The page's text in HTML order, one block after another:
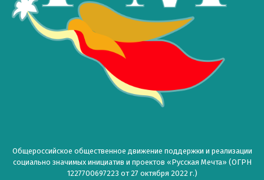
Общероссийское общественное движение поддержки и реализации
социально значимых инициатив и проектов «Русская Мечта» (ОГРН
1227700697223 от 27 октября 2022 г.)